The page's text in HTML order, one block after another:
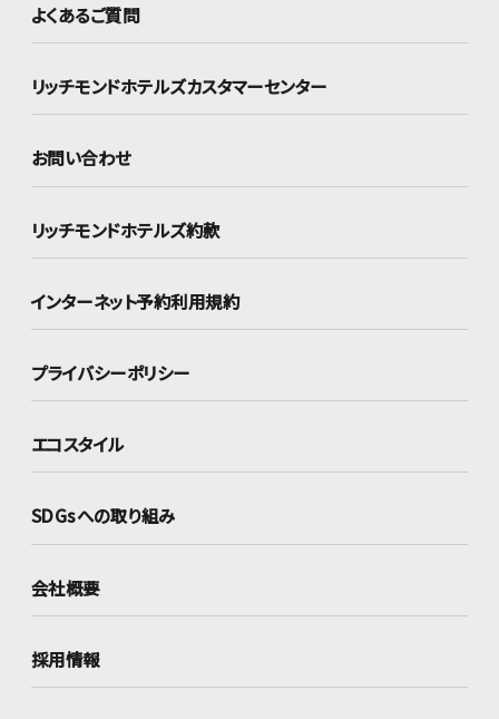
よくあるご質問
リッチモンドホテルズカスタマーセンター
お問い合わせ
リッチモンドホテルズ約款
インターネット予約利用規約
プライバシーポリシー
エコスタイル
SDGsへの取り組み
会社概要
採用情報